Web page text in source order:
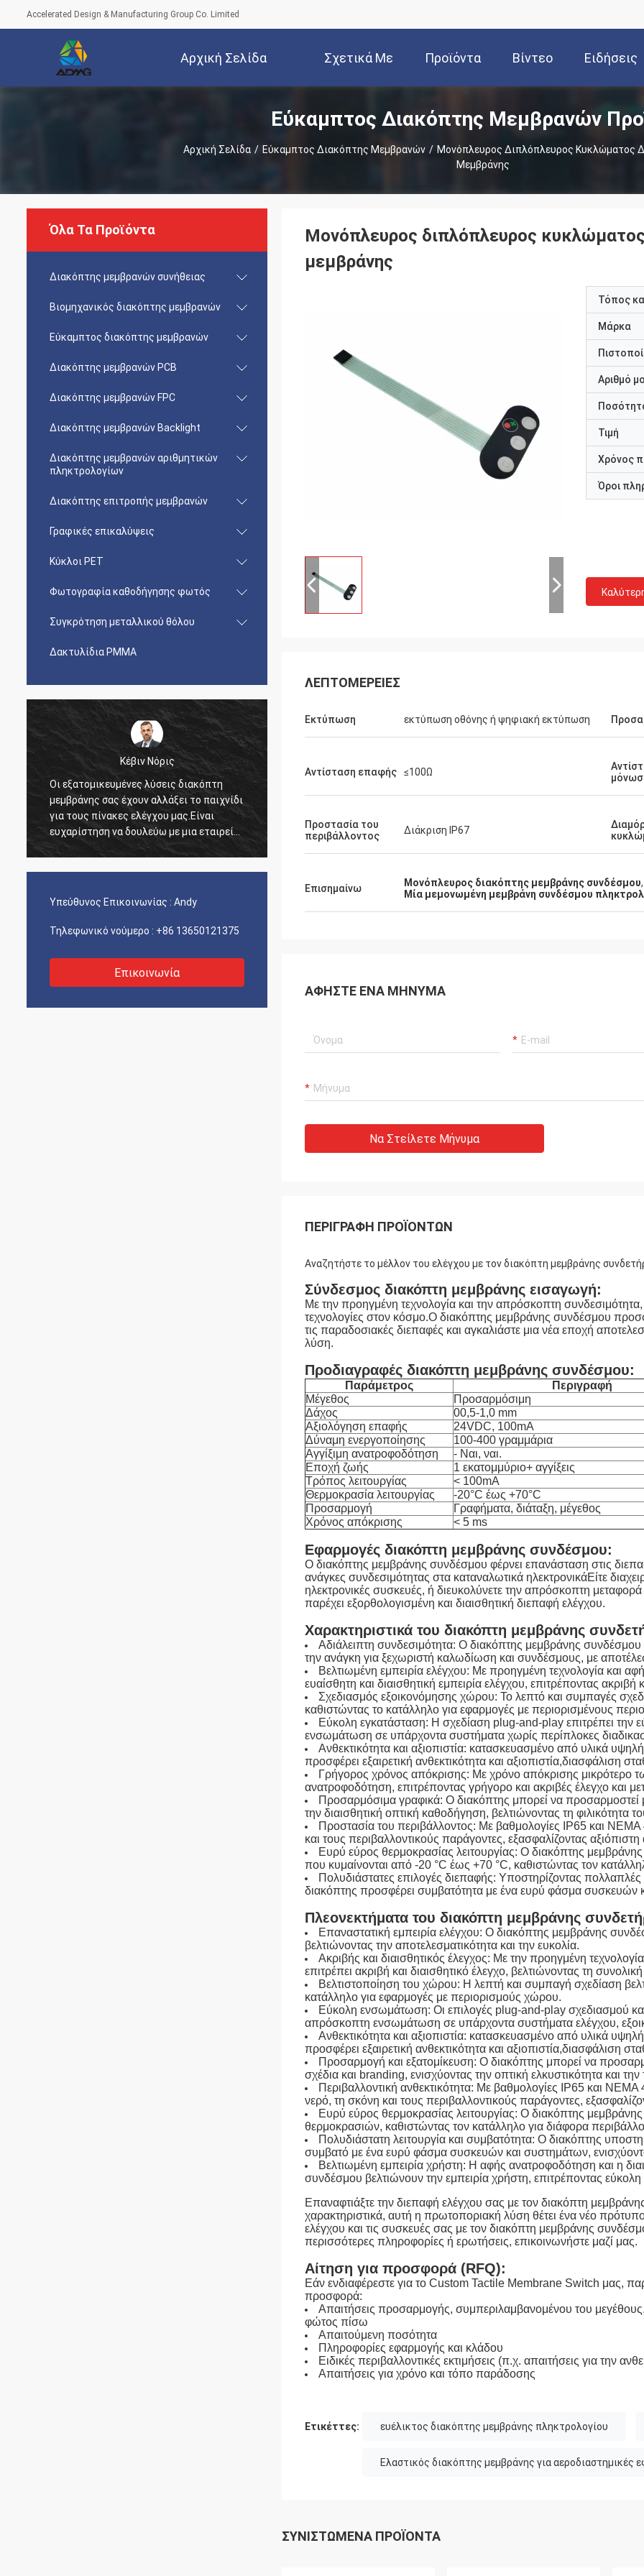
Accelerated Design & Manufacturing Group Co. Limited
Αρχική Σελίδα Σχετικά Με
Εμάς
Προϊόντα Βίντεο Ειδήσεις
Εύκαμπτος Διακόπτης Μεμβρανών
Αρχική Σελίδα / Εύκαμπτος Διακόπτης Μεμβρανών / Μονόπλευρος Διπλόπλευρος Κυκλώματος
Μεμβράνης
Όλα Τα Προϊόντα
Διακόπτης μεμβρανών συνήθειας
Βιομηχανικός διακόπτης μεμβρανών
Εύκαμπτος διακόπτης μεμβρανών
Διακόπτης μεμβρανών PCB
Διακόπτης μεμβρανών FPC
Διακόπτης μεμβρανών Backlight
Διακόπτης μεμβρανών αριθμητικών
πληκτρολογίων
Διακόπτης επιτροπής μεμβρανών
Γραφικές επικαλύψεις
Κύκλοι PET
Φωτογραφία καθοδήγησης φωτός
Συγκρότηση μεταλλικού θόλου
Δακτυλίδια PMMA
Κέβιν Νόρις
Οι εξατομικευμένες λύσεις διακόπτη
μεμβράνης σας έχουν αλλάξει το παιχνίδι
για τους πίνακες ελέγχου μας.Είναι
ευχαρίστηση να δουλεύω με μια εταιρεία
που καταλαβαίνει τις ανάγκες μας τόσο
για την εξαιρετική εξυπηρέτηση πελατών
για τη συνεχιζόμενη συνεργασία μας.
Ντέρικ
Μας εντυπωσίασε η
και η ποιότητα των
μας βοηθάτε να
Υπεύθυνος Επικοινωνίας : Andy
Τηλεφωνικό νούμερο : +86 13650121375
Επικοινωνία
Μονόπλευρος διπλόπλευρος
μεμβράνης
Τόπος
Μάρκα
Αριθμό
Τιμή
Χρόνος
Όροι
ΛΕΠΤΟΜΈΡΕΙΕΣ
Εκτύπωση εκτύπωση οθόνης ή ψηφιακή εκτύπωση
Αντίσταση επαφής ≤100Ω
Προστασία του
περιβάλλοντος
Διάκριση IP67
Επισημαίνω Μονόπλευρος διακόπτης μεμβράνης συνδέσμου,
Μία μεμονωμένη μεμβράνη συνδέσμου
ΑΦΉΣΤΕ ΈΝΑ ΜΉΝΥΜΑ
Να Στείλετε Μήνυμα
ΠΕΡΙΓΡΑΦΉ ΠΡΟΪΌΝΤΩΝ
Αναζητήστε το μέλλον του ελέγχου με τον διακόπτη μεμβράνης
Σύνδεσμος διακόπτη μεμβράνης εισαγωγή:
Με την προηγμένη τεχνολογία και την απρόσκοπτη συνδεσιμότητα,
τεχνολογίες στον κόσμο.Ο διακόπτης μεμβράνης συνδέσμου
τις παραδοσιακές διεπαφές και αγκαλιάστε μια νέα εποχή
λύση.
Προδιαγραφές διακόπτη μεμβράνης συνδέσμου:
Παράμετρος
Περιγραφή
Μέγεθος
Προσαρμόσιμη
Δάχος
00,5-1,0 mm
Αξιολόγηση επαφής
24VDC, 100mA
Δύναμη ενεργοποίησης
100-400 γραμμάρια
Αγγίξιμη ανατροφοδότηση
- Ναι, ναι.
Εποχή ζωής
1 εκατομμύριο+ αγγίξεις
Τρόπος λειτουργίας
< 100mA
Θερμοκρασία λειτουργίας
-20°C έως +70°C
Προσαρμογή
Γραφήματα, διάταξη, μέγεθος
Χρόνος απόκρισης
< 5 ms
Εφαρμογές διακόπτη μεμβράνης συνδέσμου:
Ο διακόπτης μεμβράνης συνδέσμου φέρνει επανάσταση στις
ανάγκες συνδεσιμότητας στα καταναλωτικά ηλεκτρονικάΕίτε
ηλεκτρονικές συσκευές, ή διευκολύνετε την απρόσκοπτη
παρέχει εξορθολογισμένη και διαισθητική διεπαφή ελέγχου.
Χαρακτηριστικά του διακόπτη μεμβράνης
Αδιάλειπτη συνδεσιμότητα: Ο διακόπτης μεμβράνης συνδέσμου
την ανάγκη για ξεχωριστή καλωδίωση και συνδέσμους, με
Βελτιωμένη εμπειρία ελέγχου: Με προηγμένη τεχνολογία και
ευαίσθητη και διαισθητική εμπειρία ελέγχου, επιτρέποντας ακριβή
Σχεδιασμός εξοικονόμησης χώρου: Το λεπτό και συμπαγές
καθιστώντας το κατάλληλο για εφαρμογές με περιορισμένους
Εύκολη εγκατάσταση: Η σχεδίαση plug-and-play επιτρέπει την
ενσωμάτωση σε υπάρχοντα συστήματα χωρίς περίπλοκες
Ανθεκτικότητα και αξιοπιστία: κατασκευασμένο από υλικά
προσφέρει εξαιρετική ανθεκτικότητα και αξιοπιστία,διασφάλιση
Γρήγορος χρόνος απόκρισης: Με χρόνο απόκρισης μικρότερο
ανατροφοδότηση, επιτρέποντας γρήγορο και ακριβές έλεγχο και
Προσαρμόσιμα γραφικά: Ο διακόπτης μπορεί να προσαρμοστεί
την διαισθητική οπτική καθοδήγηση, βελτιώνοντας τη φιλικότητα
Προστασία του περιβάλλοντος: Με βαθμολογίες IP65 και NEMA
και τους περιβαλλοντικούς παράγοντες, εξασφαλίζοντας
Ευρύ εύρος θερμοκρασίας λειτουργίας: Ο διακόπτης
που κυμαίνονται από -20 °C έως +70 °C, καθιστώντας τον
Πολυδιάστατες επιλογές διεπαφής: Υποστηρίζοντας
διακόπτης προσφέρει συμβατότητα με ένα ευρύ φάσμα συσκευών
Πλεονεκτήματα του διακόπτη μεμβράνης
Επαναστατική εμπειρία ελέγχου: Ο διακόπτης μεμβράνης
βελτιώνοντας την αποτελεσματικότητα και την ευκολία.
Ακριβής και διαισθητικός έλεγχος: Με την προηγμένη
επιτρέπει ακριβή και διαισθητικό έλεγχο, βελτιώνοντας τη
Βελτιστοποίηση του χώρου: Η λεπτή και συμπαγή σχεδίαση
κατάλληλο για εφαρμογές με περιορισμούς χώρου.
Εύκολη ενσωμάτωση: Οι επιλογές plug-and-play σχεδιασμού
απρόσκοπτη ενσωμάτωση σε υπάρχοντα συστήματα ελέγχου,
Ανθεκτικότητα και αξιοπιστία: κατασκευασμένο από υλικά
προσφέρει εξαιρετική ανθεκτικότητα και αξιοπιστία,διασφάλιση
Προσαρμογή και εξατομίκευση: Ο διακόπτης μπορεί να
σχέδια και branding, ενισχύοντας την οπτική ελκυστικότητα και
Περιβαλλοντική ανθεκτικότητα: Με βαθμολογίες IP65 και NEMA
νερό, τη σκόνη και τους περιβαλλοντικούς παράγοντες,
Ευρύ εύρος θερμοκρασίας λειτουργίας: Ο διακόπτης
θερμοκρασιών, καθιστώντας τον κατάλληλο για διάφορα
Πολυδιάστατη λειτουργία και συμβατότητα: Ο διακόπτης
συμβατό με ένα ευρύ φάσμα συσκευών και συστημάτων,
Βελτιωμένη εμπειρία χρήστη: Η αφής ανατροφοδότηση και η
συνδέσμου βελτιώνουν την εμπειρία χρήστη, επιτρέποντας
Επαναφτιάξτε την διεπαφή ελέγχου σας με τον διακόπτη
χαρακτηριστικά, αυτή η πρωτοποριακή λύση θέτει ένα νέο
ελέγχου και τις συσκευές σας με τον διακόπτη μεμβράνης
περισσότερες πληροφορίες ή ερωτήσεις, επικοινωνήστε μαζί μας.
Αίτηση για προσφορά (RFQ):
Εάν ενδιαφέρεστε για το Custom Tactile Membrane Switch μας,
προσφορά:
Απαιτήσεις προσαρμογής, συμπεριλαμβανομένου του
φώτος πίσω
Απαιτούμενη ποσότητα
Πληροφορίες εφαρμογής και κλάδου
Ειδικές περιβαλλοντικές εκτιμήσεις (π.χ. απαιτήσεις για την
Απαιτήσεις για χρόνο και τόπο παράδοσης
Ετικέττες: ευέλικτος διακόπτης μεμβράνης πληκτρολογίου
Ελαστικός διακόπτης μεμβράνης για αεροδιαστημικές
ΣΥΝΙΣΤΏΜΕΝΑ ΠΡΟΪΌΝΤΑ